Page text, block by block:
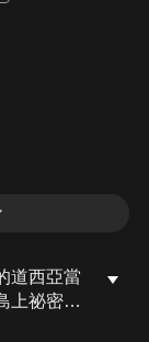
道西亞當
上祕密社